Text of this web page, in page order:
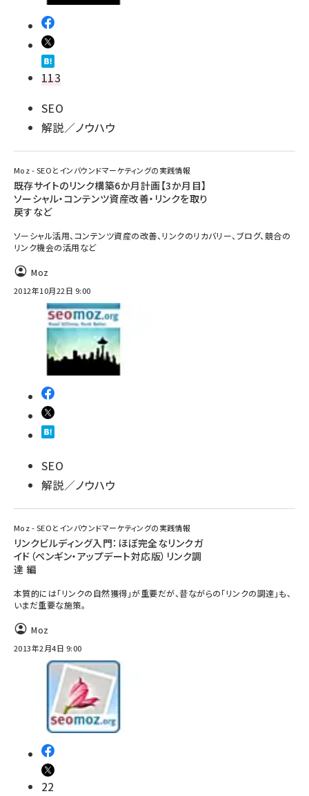
113
SEO
解説／ノウハウ
Moz - SEOとインバウンドマーケティングの実践情報
既存サイトのリンク構築6か月計画【3か月目】
ソーシャル・コンテンツ資産改善・リンクを取り
戻すなど
ソーシャル活用、コンテンツ資産の改善、リンクのリカバリー、ブログ、競合の
リンク機会の活用など
Moz
2012年10月22日 9:00
SEO
解説／ノウハウ
Moz - SEOとインバウンドマーケティングの実践情報
リンクビルディング入門：ほぼ完全なリンクガ
イド（ペンギン・アップデート対応版）リンク調
達 編
本質的には「リンクの自然獲得」が重要だが、昔ながらの「リンクの調達」も、
いまだ重要な施策。
Moz
2013年2月4日 9:00
22